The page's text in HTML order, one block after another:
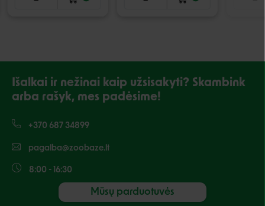
Išalkai ir nežinai kaip užsisakyti? Skambink
arba rašyk, mes padėsime!
+370 687 34899
pagalba@zoobaze.lt
8:00 - 16:30
Mūsų parduotuvės